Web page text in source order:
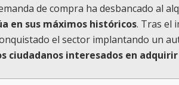
de compra ha desbancado al
en sus máximos históricos. Tras el
el sector implantando un
ciudadanos interesados en adquirir